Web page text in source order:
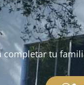
completar tu